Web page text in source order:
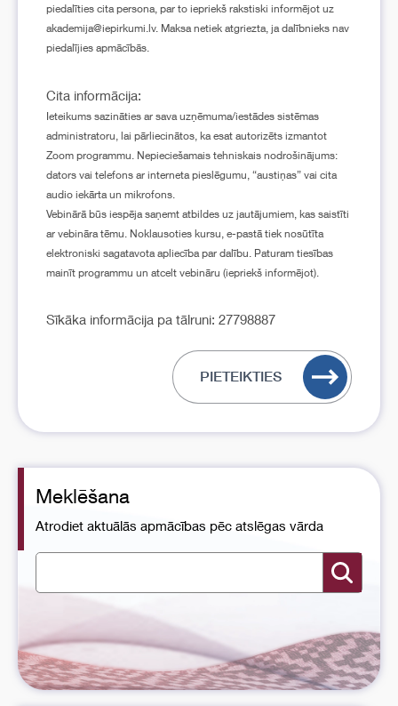
piedalīties cita persona, par to iepriekš rakstiski informējot uz
akademija@iepirkumi.lv. Maksa netiek atgriezta, ja dalībnieks nav
piedalījies apmācībās.
Cita informācija:
Ieteikums sazināties ar sava uzņēmuma/iestādes sistēmas
administratoru, lai pārliecinātos, ka esat autorizēts izmantot
Zoom programmu. Nepieciešamais tehniskais nodrošinājums:
dators vai telefons ar interneta pieslēgumu, “austiņas” vai cita
audio iekārta un mikrofons.
Vebinārā būs iespēja saņemt atbildes uz jautājumiem, kas saistīti
ar vebināra tēmu. Noklausoties kursu, e-pastā tiek nosūtīta
elektroniski sagatavota apliecība par dalību. Paturam tiesības
mainīt programmu un atcelt vebināru (iepriekš informējot).
Sīkāka informācija pa tālruni: 27798887
PIETEIKTIES
Meklēšana
Atrodiet aktuālās apmācības pēc atslēgas vārda